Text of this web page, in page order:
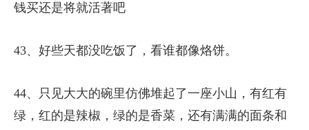
钱买还是将就活著吧
43、好些天都没吃饭了，看谁都像烙饼。
44、只见大大的碗里仿佛堆起了一座小山，有红有
绿，红的是辣椒，绿的是香菜，还有满满的面条和